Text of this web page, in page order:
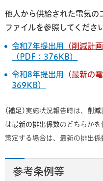
他人から供給された電気の
ファイルを参照してくださ
令和7年提出用
（削減計
（PDF：376KB）
令和8年提出用 （最新の
369KB）
(補足) 実施状況報告時は、 削減
は最新の排出係数のどちらかを
策定する場合は、最新の排出係
参考条例等